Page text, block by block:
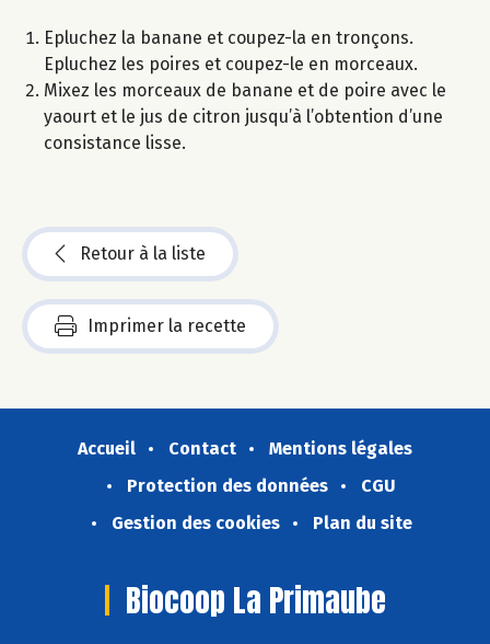
Epluchez la banane et coupez-la en tronçons.
Epluchez les poires et coupez-le en morceaux.
Mixez les morceaux de banane et de poire avec le
yaourt et le jus de citron jusqu’à l’obtention d’une
consistance lisse.
Retour à la liste
Imprimer la recette
Accueil Contact
Mentions légales
Protection des données
CGU
Gestion des cookies
Plan du site
Biocoop La Primaube